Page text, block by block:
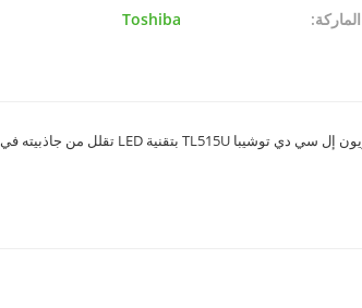
الماركة Toshiba
على الرغم من ميزاته الجذابة وتصميمه وثلاثية الأبعاد السلبية ، إلا أن مشاكل جودة الصورة لتلفزيون إل سي دي توشيبا TL515U بتقنية LED تقلل من جاذبيته في